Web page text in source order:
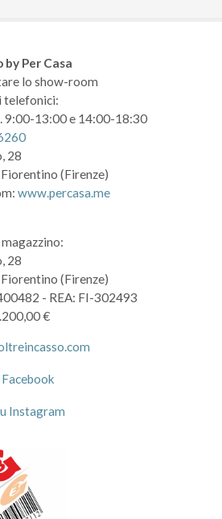
Per Casa
lo show-room
telefonici:
9:00-13:00 e 14:00-18:30
28
(Firenze)
www.percasa.me
28
(Firenze)
- REA: FI-302493
€
Instagram